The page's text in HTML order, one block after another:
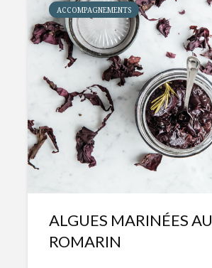
ACCOMPAGNEMENTS
ALGUES MARINÉES AU
ROMARIN